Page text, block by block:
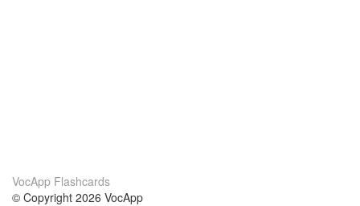
VocApp Flashcards
© Copyright 2026 VocApp